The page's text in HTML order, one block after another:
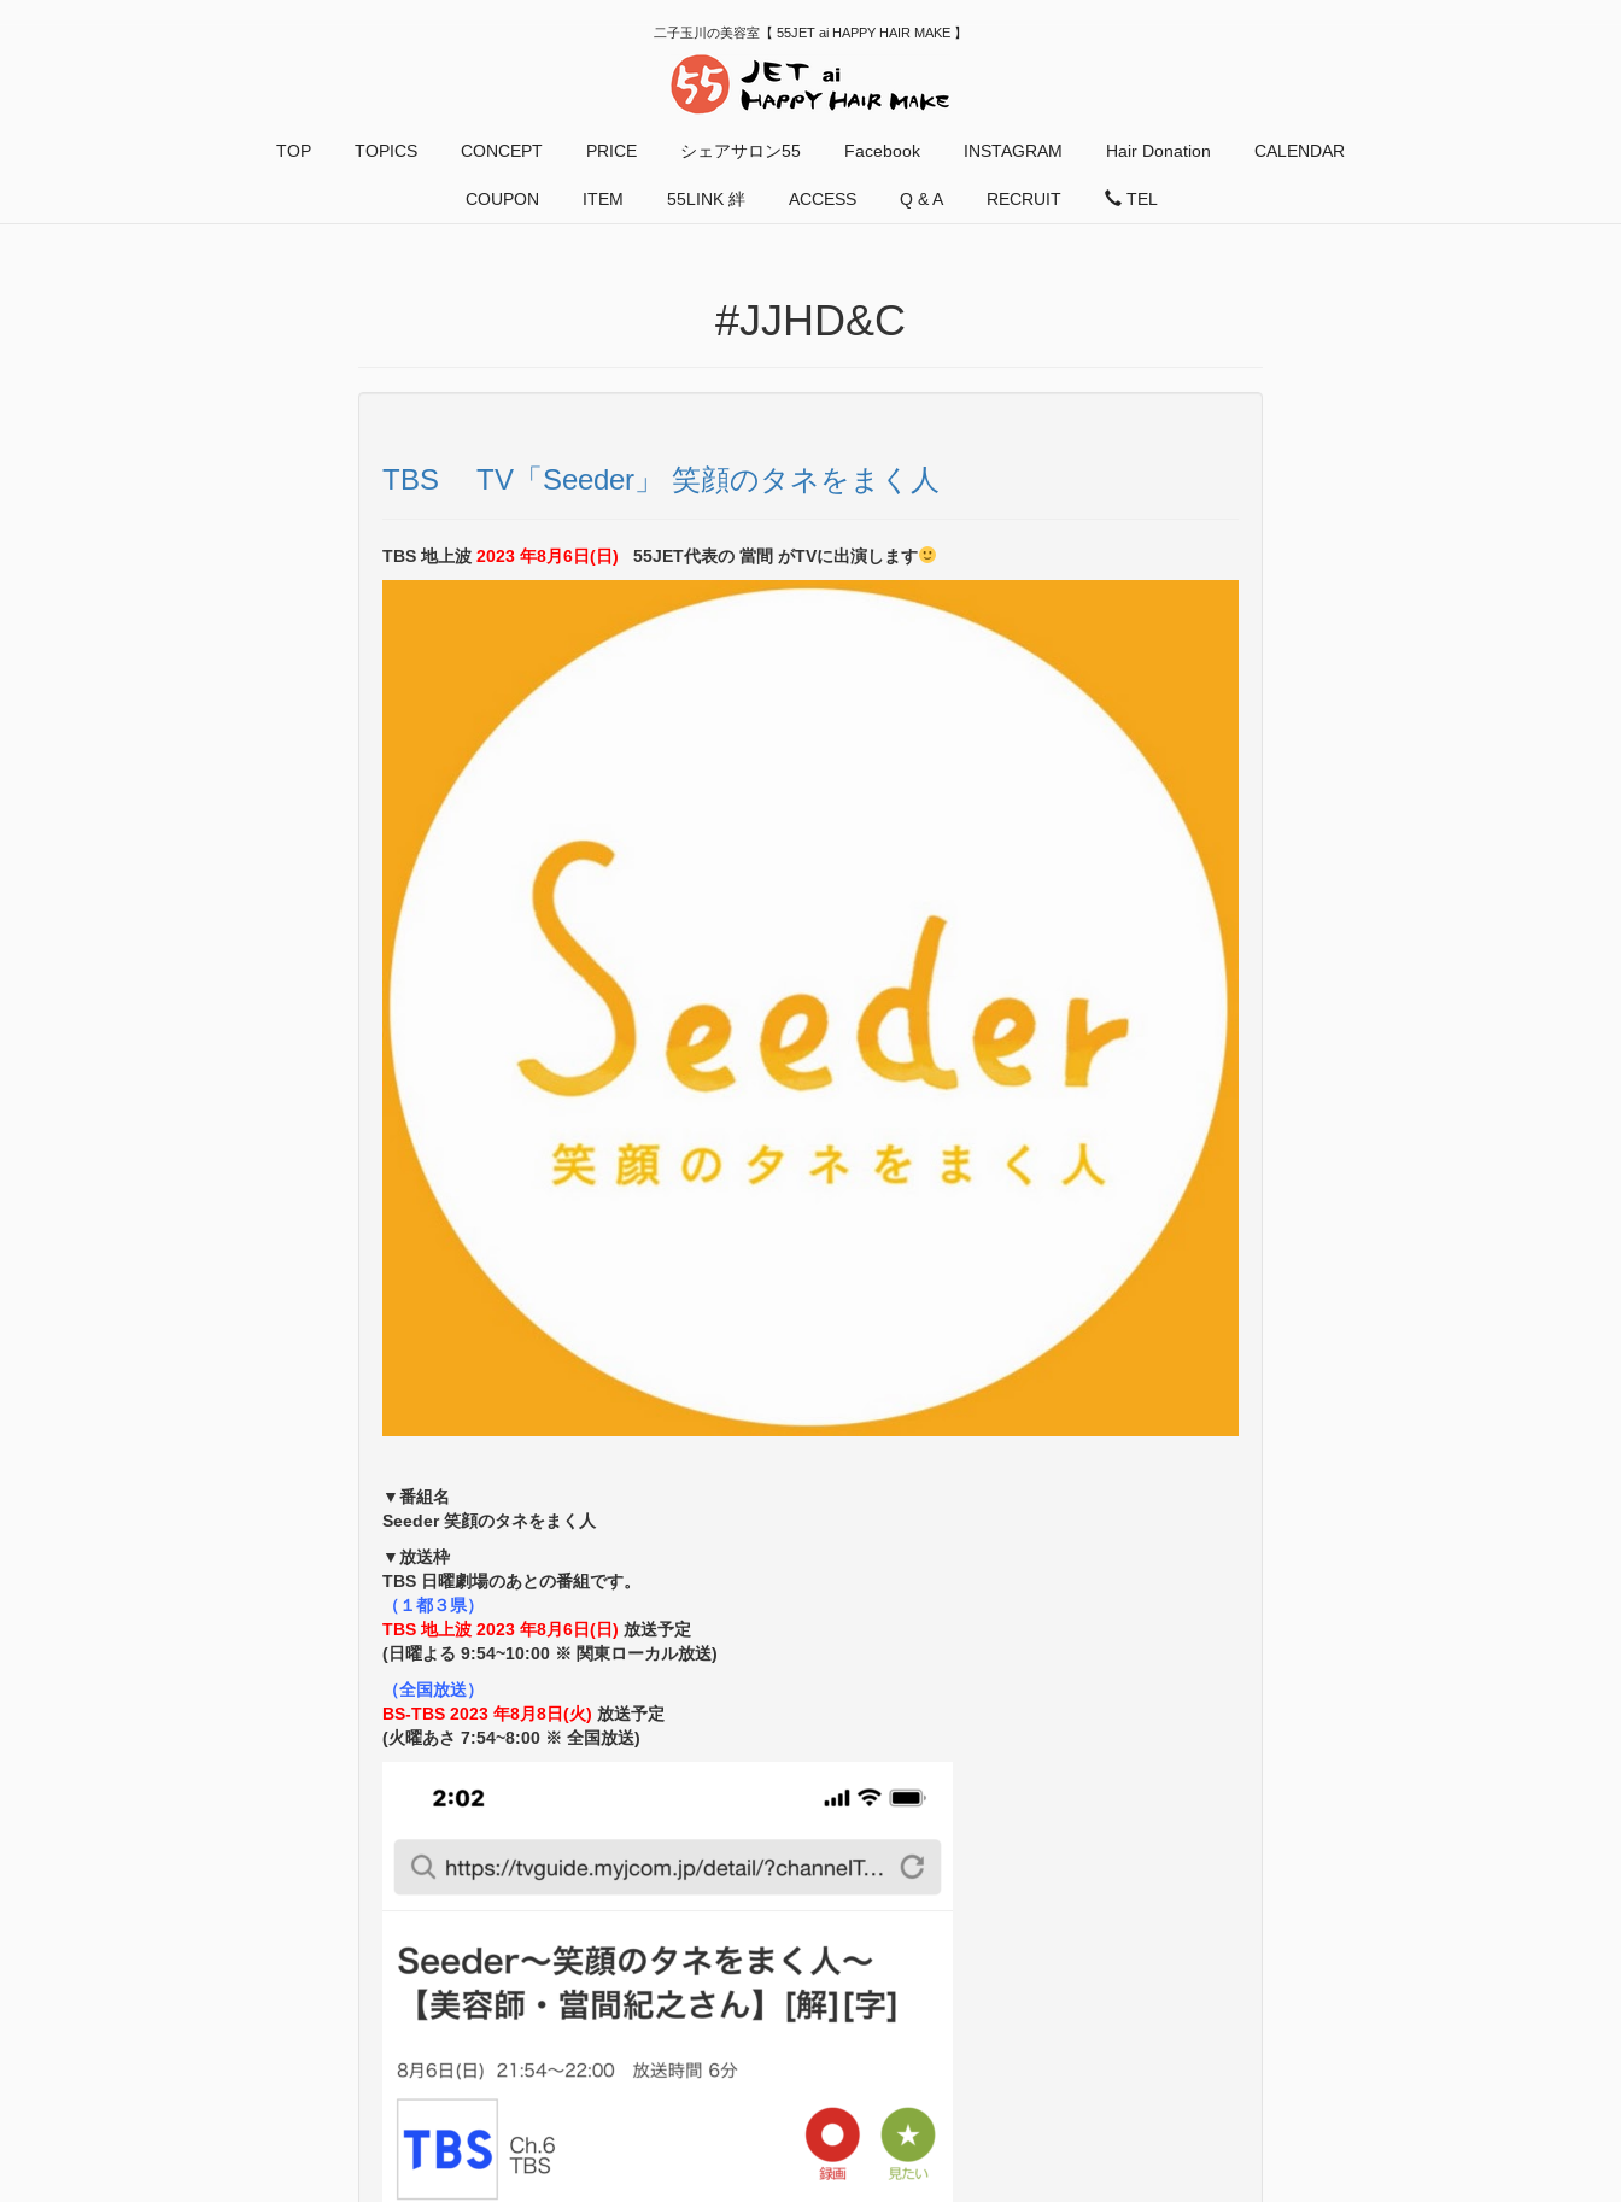
二子玉川の美容室【 55JET ai HAPPY HAIR MAKE 】
TOP TOPICS CONCEPT PRICE シェアサロン55 Facebook INSTAGRAM Hair Donation CALENDAR
COUPON ITEM 55LINK 絆 ACCESS Q & A RECRUIT TEL
#JJHD&C
TBS TV「Seeder」 笑顔のタネをまく人
TBS 地上波 2023 年8月6日(日) 55JET代表の 當間 がTVに出演します
▼番組名
Seeder 笑顔のタネをまく人
▼放送枠
TBS 日曜劇場のあとの番組です。
（１都３県）
TBS 地上波 2023 年8月6日(日) 放送予定
(日曜よる 9:54~10:00 ※ 関東ローカル放送)
（全国放送）
BS-TBS 2023 年8月8日(火) 放送予定
(火曜あさ 7:54~8:00 ※ 全国放送)